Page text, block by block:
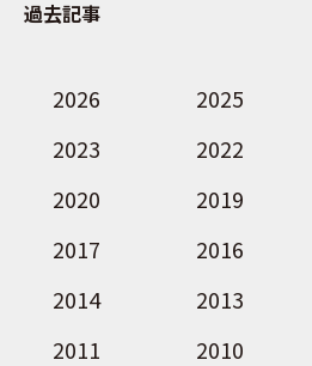
過去記事
2026 2025
2023
2022
2020
2019
2017
2016
2014
2013
2011
2010